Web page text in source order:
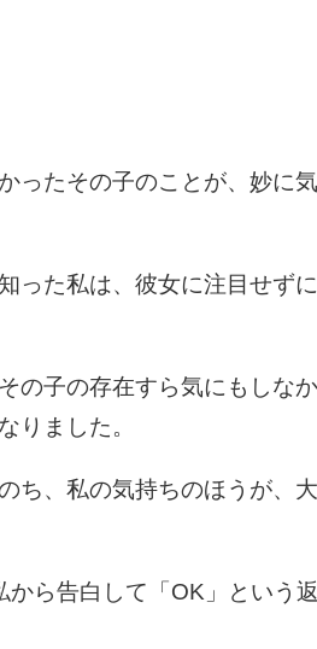
ったその子のことが、妙に
った私は、彼女に注目せず
の子の存在すら気にもしな
りました。
ち、私の気持ちのほうが、
ら告白して「OK」という